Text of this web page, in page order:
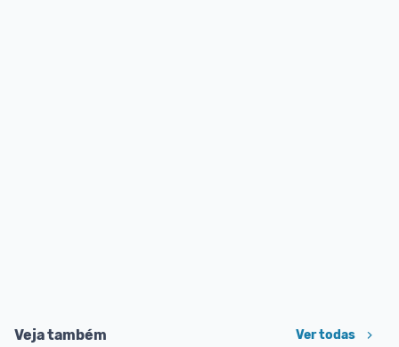
Veja também Ver todas